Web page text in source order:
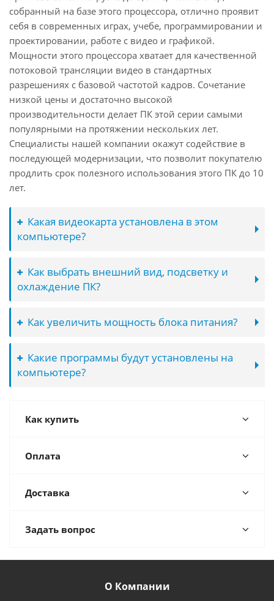
собранный на базе этого процессора, отлично проявит
себя в современных играх, учебе, программировании и
проектировании, работе с видео и графикой.
Мощности этого процессора хватает для качественной
потоковой трансляции видео в стандартных
разрешениях с базовой частотой кадров. Сочетание
низкой цены и достаточно высокой
производительности делает ПК этой серии самыми
популярными на протяжении нескольких лет.
Специалисты нашей компании окажут содействие в
последующей модернизации, что позволит покупателю
продлить срок полезного использования этого ПК до 10
лет.
Какая видеокарта установлена в этом
компьютере?
Как выбрать внешний вид, подсветку и
охлаждение ПК?
Как увеличить мощность блока питания?
Какие программы будут установлены на
компьютере?
Как купить
Оплата
Доставка
Задать вопрос
О Компании